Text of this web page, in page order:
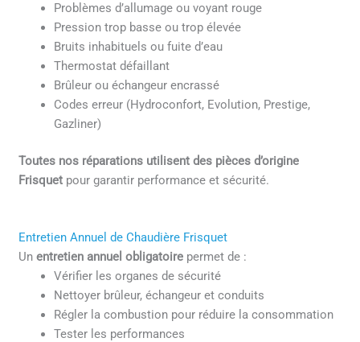
Problèmes d’allumage ou voyant rouge
Pression trop basse ou trop élevée
Bruits inhabituels ou fuite d’eau
Thermostat défaillant
Brûleur ou échangeur encrassé
Codes erreur (Hydroconfort, Evolution, Prestige,
Gazliner)
Toutes nos réparations utilisent des pièces d’origine
Frisquet pour garantir performance et sécurité.
Entretien Annuel de Chaudière Frisquet
Unentretien annuel obligatoire permet de :
Vérifier les organes de sécurité
Nettoyer brûleur, échangeur et conduits
Régler la combustion pour réduire la consommation
Tester les performances